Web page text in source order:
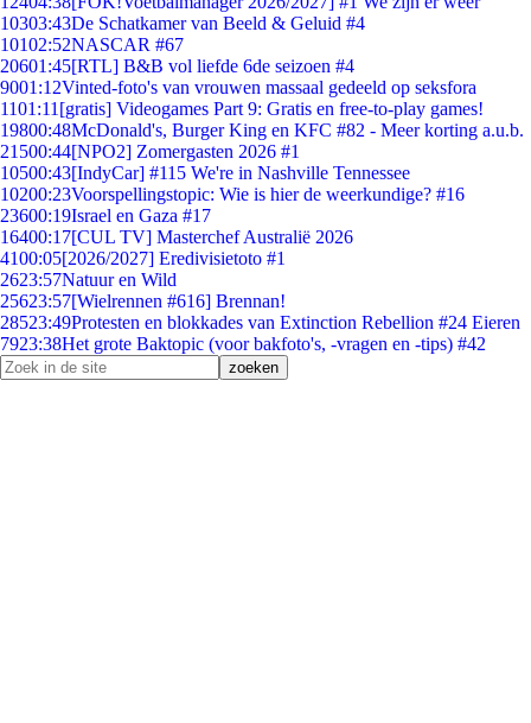
10303:43De Schatkamer van Beeld & Geluid #4
10102:52NASCAR #67
20601:45[RTL] B&B vol liefde 6de seizoen #4
9001:12Vinted-foto's van vrouwen massaal gedeeld op seksfora
1101:11 [gratis] Videogames Part 9: Gratis en free-to-play games!
19800:48McDonald's, Burger King en KFC #82 - Meer korting a.u.b.
21500:44[NPO2] Zomergasten 2026 #1
10500:43[IndyCar] #115 We're in Nashville Tennessee
10200:23Voorspellingstopic: Wie is hier de weerkundige? #16
23600:19Israel en Gaza #17
16400:17[CUL TV] Masterchef Australië 2026
4100:05[2026/2027] Eredivisietoto #1
2623:57Natuur en Wild
25623:57[Wielrennen #616] Brennan!
28523:49Protesten en blokkades van Extinction Rebellion #24 Eieren
7923:38Het grote Baktopic (voor bakfoto's, -vragen en -tips) #42